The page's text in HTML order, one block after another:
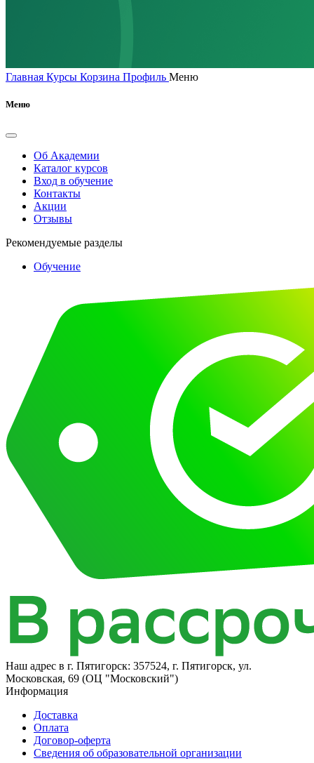
Главная Курсы Корзина Профиль Меню
Меню
Об Академии
Каталог курсов
Вход в обучение
Контакты
Акции
Отзывы
Рекомендуемые разделы
Обучение
Наш адрес в г. Пятигорск: 357524, г. Пятигорск, ул.
Московская, 69 (ОЦ "Московский")
Информация
Доставка
Оплата
Договор-оферта
Сведения об образовательной организации